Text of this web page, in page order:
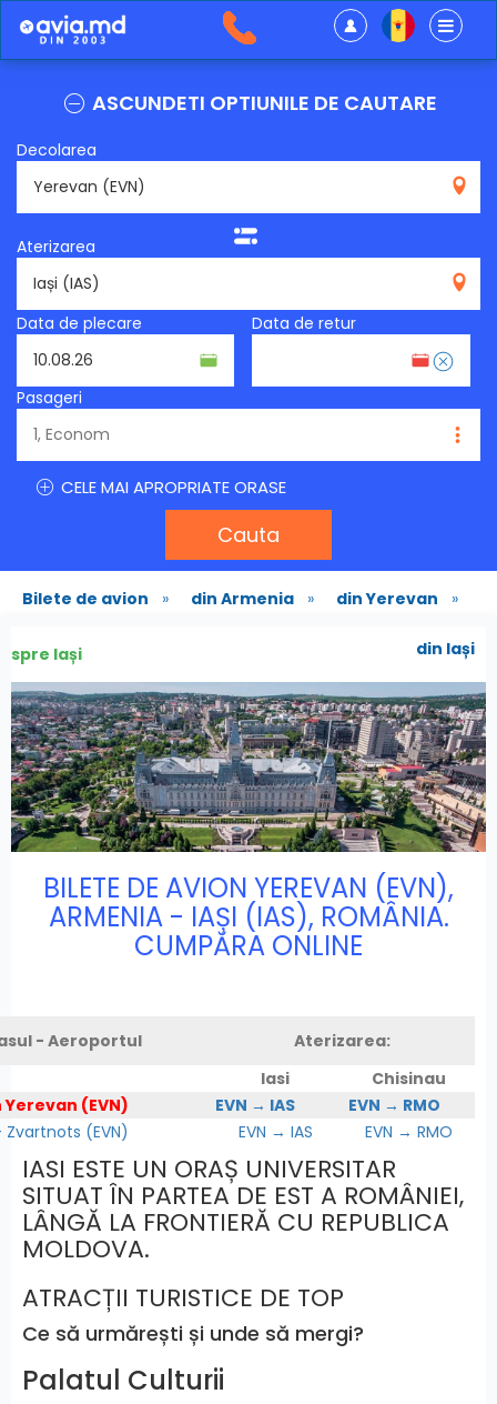
ASCUNDETI OPTIUNILE DE CAUTARE
Decolarea
Aterizarea
Data de plecare
Data de retur
Pasageri
CELE MAI APROPRIATE ORASE
Cauta
Bilete de avion » din Armenia » din Yerevan »
spre Iași din Iași
BILETE DE AVION YEREVAN (EVN),
ARMENIA - IAȘI (IAS), ROMÂNIA.
CUMPĂRA ONLINE
- Aeroportul
Aterizarea:
Iasi
Chisinau
Yerevan (EVN)
EVN → IAS
EVN → RMO
(EVN)
EVN → IAS EVN → RMO
IASI ESTE UN ORAȘ UNIVERSITAR
SITUAT ÎN PARTEA DE EST A ROMÂNIEI,
LÂNGĂ LA FRONTIERĂ CU REPUBLICA
MOLDOVA.
ATRACȚII TURISTICE DE TOP
Ce să urmărești și unde să mergi?
Palatul Culturii